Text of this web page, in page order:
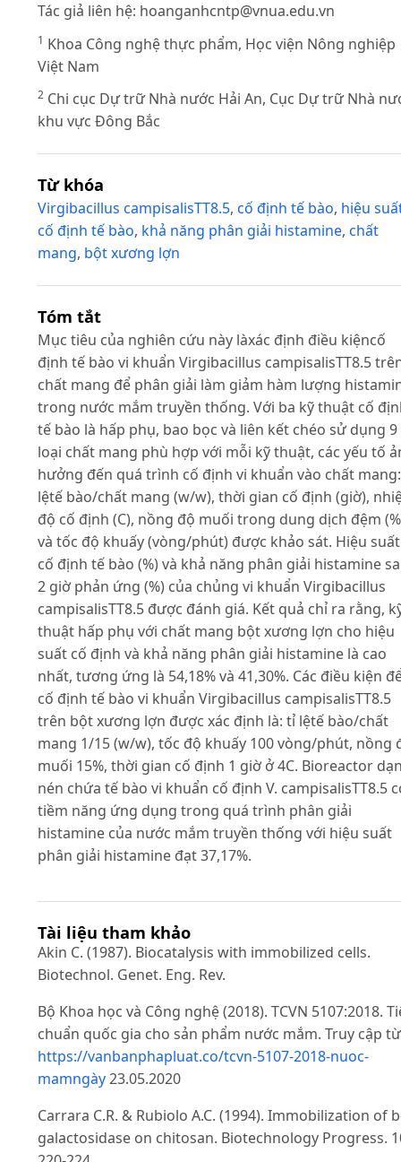
Tác giả liên hệ: hoanganhcntp@vnua.edu.vn
1 Khoa Công nghệ thực phẩm, Học viện Nông nghiệp
Việt Nam
2 Chi cục Dự trữ Nhà nước Hải An, Cục Dự trữ Nhà
khu vực Đông Bắc
Từ khóa
Virgibacillus campisalisTT8.5, cố định tế bào, hiệu
cố định tế bào, khả năng phân giải histamine, chất
mang, bột xương lợn
Tóm tắt
Mục tiêu của nghiên cứu này làxác định điều kiệncố
định tế bào vi khuẩn Virgibacillus campisalisTT8.5
chất mang để phân giải làm giảm hàm lượng
trong nước mắm truyền thống. Với ba kỹ thuật cố
tế bào là hấp phụ, bao bọc và liên kết chéo sử dụng 9
loại chất mang phù hợp với mỗi kỹ thuật, các yếu tố
hưởng đến quá trình cố định vi khuẩn vào chất
lệtế bào/chất mang (w/w), thời gian cố định (giờ),
độ cố định (C), nồng độ muối trong dung dịch đệm
và tốc độ khuấy (vòng/phút) được khảo sát. Hiệu suất
cố định tế bào (%) và khả năng phân giải histamine
2 giờ phản ứng (%) của chủng vi khuẩn Virgibacillus
campisalisTT8.5 được đánh giá. Kết quả chỉ ra rằng,
thuật hấp phụ với chất mang bột xương lợn cho hiệu
suất cố định và khả năng phân giải histamine là cao
nhất, tương ứng là 54,18% và 41,30%. Các điều kiện
cố định tế bào vi khuẩn Virgibacillus campisalisTT8.5
trên bột xương lợn được xác định là: tỉ lệtế bào/chất
mang 1/15 (w/w), tốc độ khuấy 100 vòng/phút, nồng
muối 15%, thời gian cố định 1 giờ ở 4C. Bioreactor
nén chứa tế bào vi khuẩn cố định V. campisalisTT8.5
tiềm năng ứng dụng trong quá trình phân giải
histamine của nước mắm truyền thống với hiệu suất
phân giải histamine đạt 37,17%.
Tài liệu tham khảo
Akin C. (1987). Biocatalysis with immobilized cells.
Biotechnol. Genet. Eng. Rev.
Bộ Khoa học và Công nghệ (2018). TCVN 5107:2018.
chuẩn quốc gia cho sản phẩm nước mắm. Truy cập từ
https://vanbanphapluat.co/tcvn-5107-2018-nuoc-
mamngày23.05.2020
Carrara C.R. & Rubiolo A.C. (1994). Immobilization of
galactosidase on chitosan. Biotechnology Progress.